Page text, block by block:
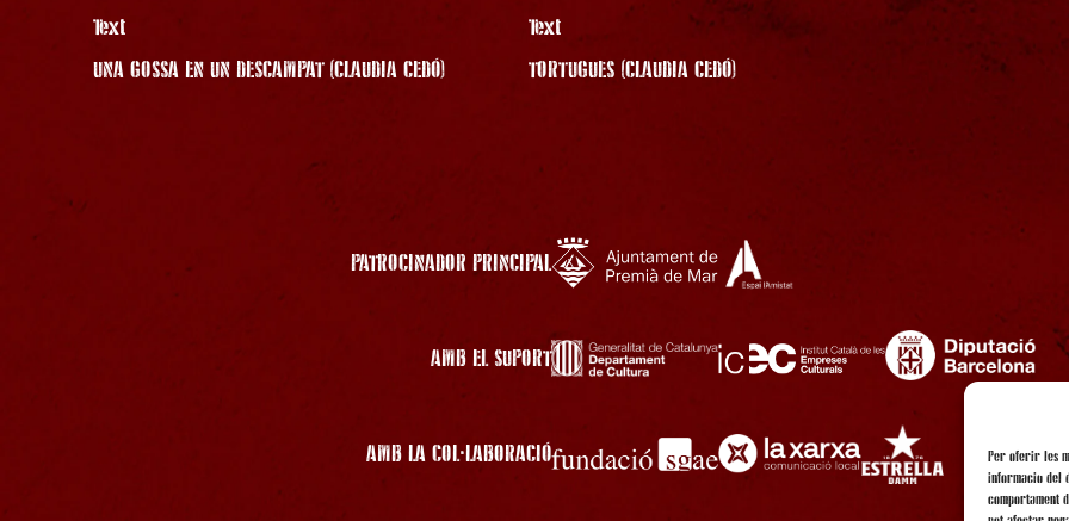
Per oferir les
informació del
comportament
Text
UNA GOSSA EN UN DESCAMPAT (CLAUDIA CEDÓ)
Text
TORTUGUES (CLAUDIA CEDÓ)
PATROCINADOR PRINCIPAL
AMB EL SUPORT
AMB LA COL·LABORACIÓ